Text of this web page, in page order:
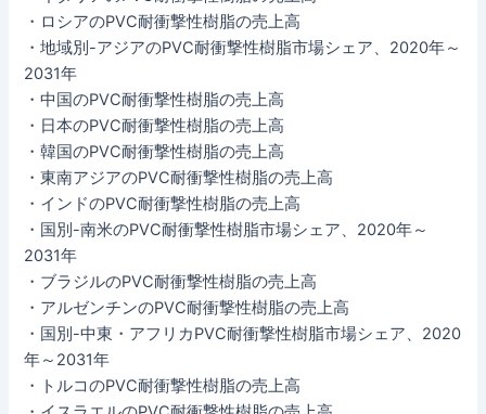
・ロシアのPVC耐衝撃性樹脂の売上高
・地域別-アジアのPVC耐衝撃性樹脂市場シェア、2020年～
2031年
・中国のPVC耐衝撃性樹脂の売上高
・日本のPVC耐衝撃性樹脂の売上高
・韓国のPVC耐衝撃性樹脂の売上高
・東南アジアのPVC耐衝撃性樹脂の売上高
・インドのPVC耐衝撃性樹脂の売上高
・国別-南米のPVC耐衝撃性樹脂市場シェア、2020年～
2031年
・ブラジルのPVC耐衝撃性樹脂の売上高
・アルゼンチンのPVC耐衝撃性樹脂の売上高
・国別-中東・アフリカPVC耐衝撃性樹脂市場シェア、2020
年～2031年
・トルコのPVC耐衝撃性樹脂の売上高